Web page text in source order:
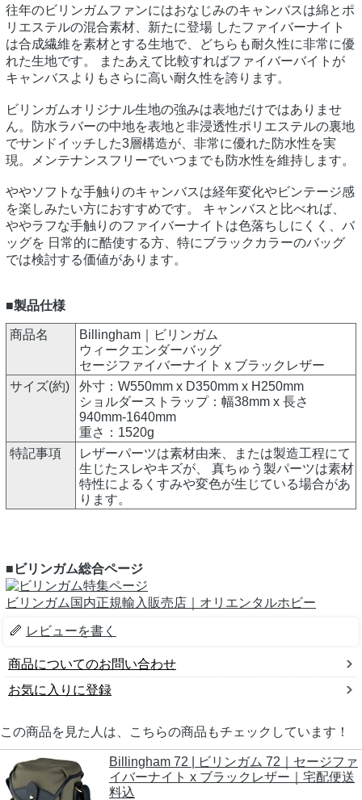
往年のビリンガムファンにはおなじみのキャンバスは綿とポ
リエステルの混合素材、新たに登場 したファイバーナイト
は合成繊維を素材とする生地で、どちらも耐久性に非常に優
れた生地です。 またあえて比較すればファイバーバイトが
キャンバスよりもさらに高い耐久性を誇ります。
ビリンガムオリジナル生地の強みは表地だけではありませ
ん。防水ラバーの中地を表地と非浸透性ポリエステルの裏地
でサンドイッチした3層構造が、非常に優れた防水性を実
現。メンテナンスフリーでいつまでも防水性を維持します。
ややソフトな手触りのキャンバスは経年変化やビンテージ感
を楽しみたい方におすすめです。 キャンバスと比べれば、
ややラフな手触りのファイバーナイトは色落ちしにくく、バ
ッグを 日常的に酷使する方、特にブラックカラーのバッグ
では検討する価値があります。
■製品仕様
商品名
Billingham｜ビリンガム
ウィークエンダーバッグ
セージファイバーナイト x ブラックレザー
サイズ(約)
外寸：W550mm x D350mm x H250mm
ショルダーストラップ：幅38mm x 長さ
940mm-1640mm
重さ：1520g
特記事項
レザーパーツは素材由来、または製造工程にて
生じたスレやキズが、 真ちゅう製パーツは素材
特性によるくすみや変色が生じている場合があ
ります。
■ビリンガム総合ページ
ビリンガム国内正規輸入販売店｜オリエンタルホビー
レビューを書く
商品についてのお問い合わせ
お気に入りに登録
この商品を見た人は、こちらの商品もチェックしています！
Billingham 72 | ビリンガム 72｜セージファ
イバーナイト x ブラックレザー｜宅配便送
料込